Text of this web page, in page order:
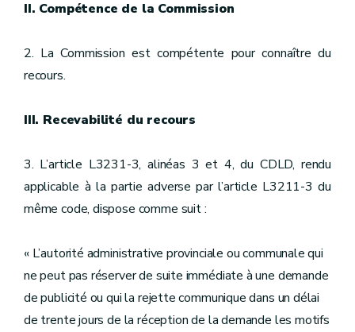
II. Compétence de la Commission
2. La Commission est compétente pour connaître du
recours.
III. Recevabilité du recours
3. L’article L3231-3, alinéas 3 et 4, du CDLD, rendu
applicable à la partie adverse par l’article L3211-3 du
même code, dispose comme suit :
« L’autorité administrative provinciale ou communale qui
ne peut pas réserver de suite immédiate à une demande
de publicité ou qui la rejette communique dans un délai
de trente jours de la réception de la demande les motifs